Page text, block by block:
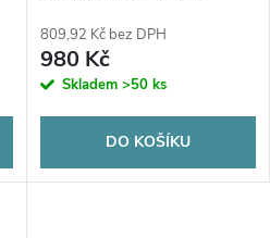
809,92 Kč bez DPH
980 Kč
Skladem >50 ks
DO KOŠÍKU